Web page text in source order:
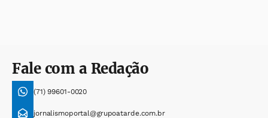
Fale com a Redação
(71) 99601-0020
jornalismoportal@grupoatarde.com.br